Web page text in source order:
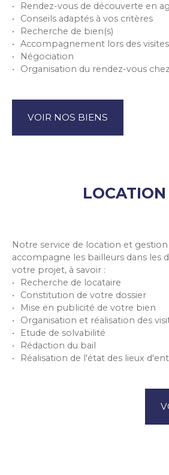
Rendez-vous de découverte en
Conseils adaptés à vos critères
Recherche de bien(s)
Accompagnement lors des visites
Négociation
Organisation du rendez-vous
VOIR NOS BIENS
Notre service de location et
accompagne les bailleurs dans les
votre projet, à savoir :
Recherche de locataire
Constitution de votre dossier
Mise en publicité de votre bien
Organisation et réalisation des
Etude de solvabilité
Rédaction du bail
Réalisation de l'état des lieux